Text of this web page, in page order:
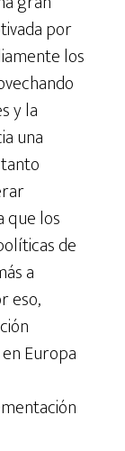
por
los
y la
una
que los
de
a
eso,
Europa